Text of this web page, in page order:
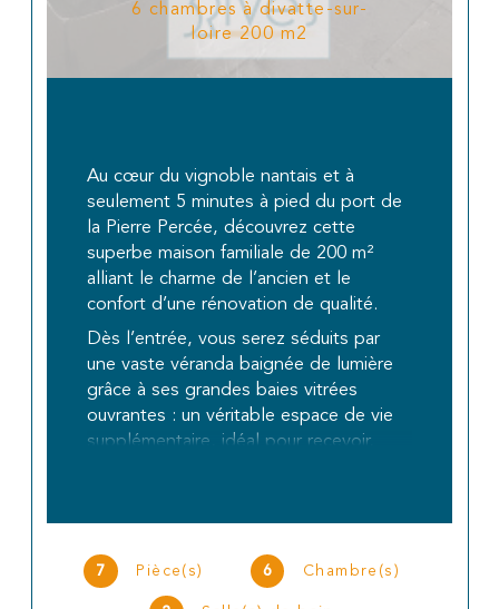
6 chambres à divatte-sur-
loire 200 m2
7 Pièce(s) 6 Chambre(s)
Au cœur du vignoble nantais et à
seulement 5 minutes à pied du port de
la Pierre Percée, découvrez cette
superbe maison familiale de 200 m²
alliant le charme de l’ancien et le
confort d’une rénovation de qualité.
Dès l’entrée, vous serez séduits par
une vaste véranda baignée de lumière
grâce à ses grandes baies vitrées
ouvrantes : un véritable espace de vie
supplémentaire, idéal pour recevoir,
La maison offre un magnifique double
salon-séjour de 48 m² avec murs en
pierre apparente et poêle à bois
central, créant une ambiance